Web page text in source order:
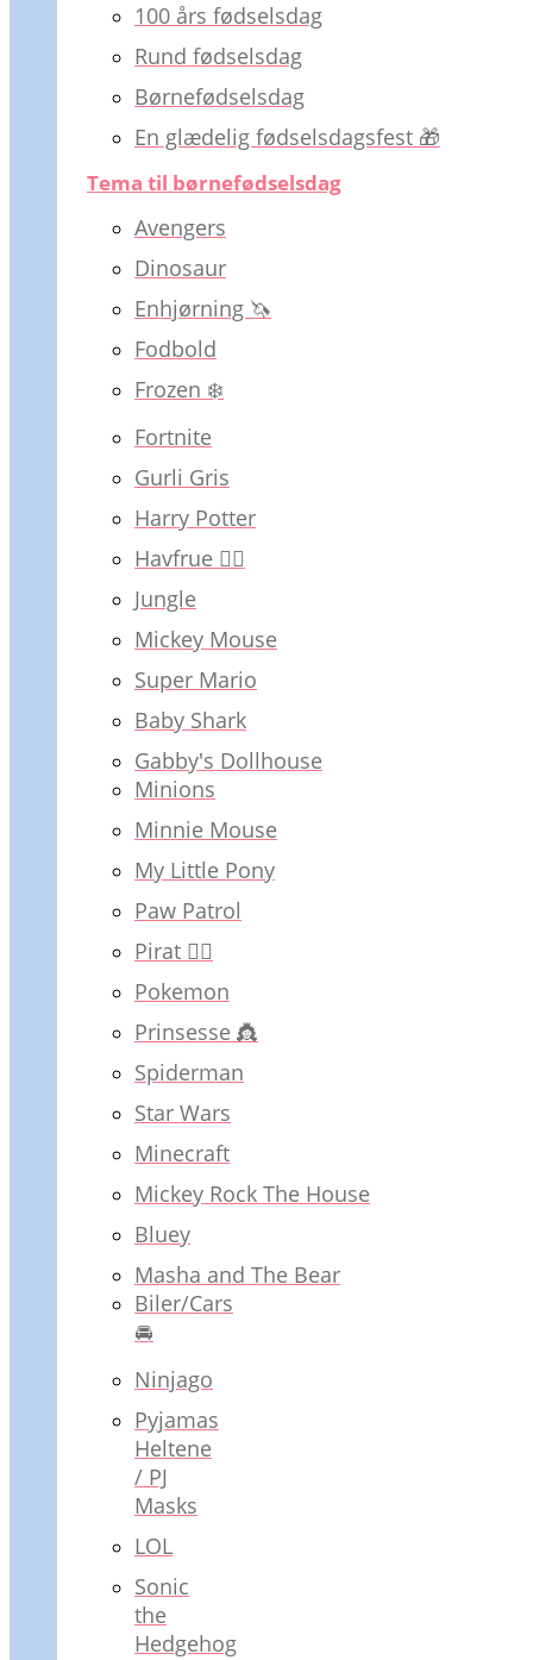
100 års fødselsdag
Rund fødselsdag
Børnefødselsdag
En glædelig fødselsdagsfest 🎁
Tema til børnefødselsdag
Avengers
Dinosaur
Enhjørning 🦄
Fodbold
Frozen ❄️
Fortnite
Gurli Gris
Harry Potter
Havfrue 🧜‍♀️
Jungle
Mickey Mouse
Super Mario
Baby Shark
Gabby's Dollhouse
Minions
Minnie Mouse
My Little Pony
Paw Patrol
Pirat 🏴‍☠️
Pokemon
Prinsesse 👸
Spiderman
Star Wars
Minecraft
Mickey Rock The House
Bluey
Masha and The Bear
Biler/Cars
🚘
Ninjago
Pyjamas
Heltene
/ PJ
Masks
LOL
Sonic
the
Hedgehog